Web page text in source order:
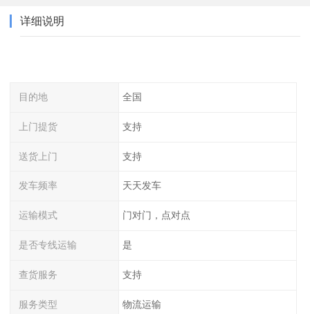
详细说明
目的地 全国
上门提货 支持
送货上门 支持
发车频率 天天发车
运输模式 门对门，点对点
是否专线运输 是
查货服务 支持
服务类型 物流运输